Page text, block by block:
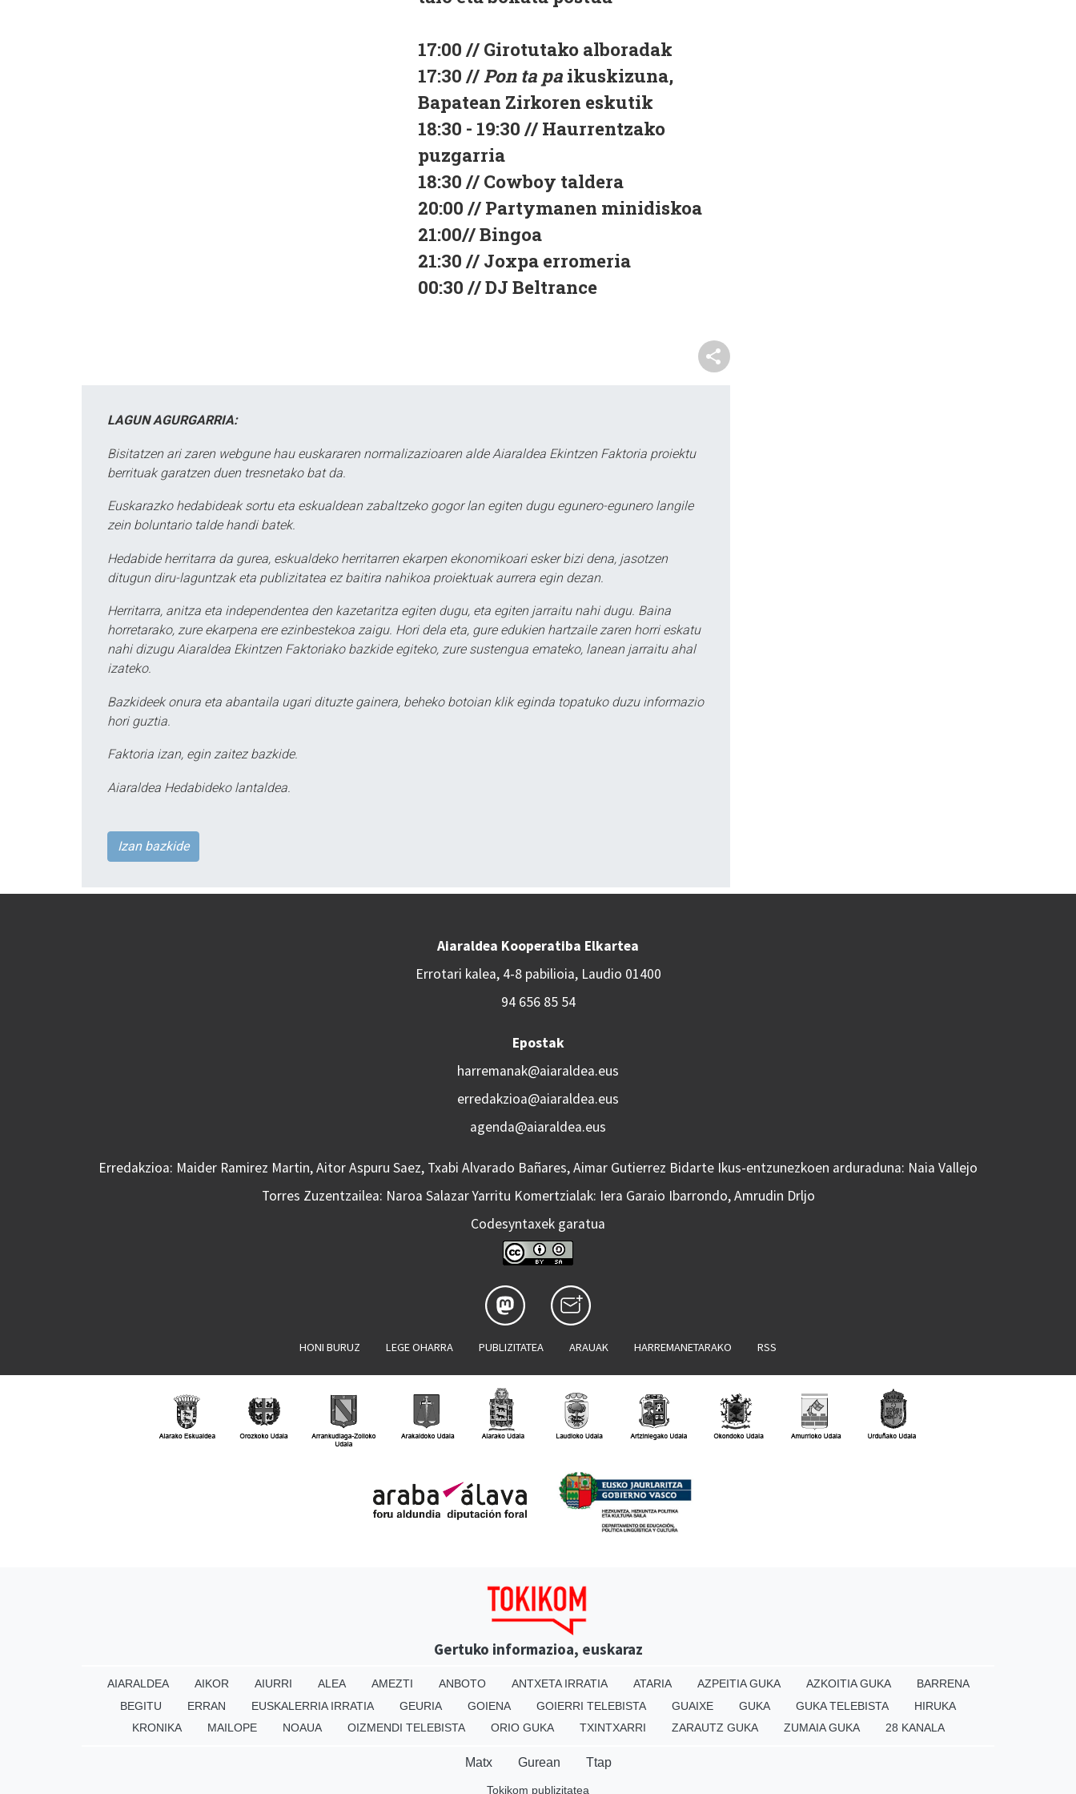
17:00 // Girotutako alboradak
17:30 //Pon ta pa ikuskizuna,
Bapatean Zirkoren eskutik
18:30 - 19:30 // Haurrentzako
puzgarria
18:30 // Cowboy taldera
20:00 // Partymanen minidiskoa
21:00// Bingoa
21:30 // Joxpa erromeria
00:30 // DJ Beltrance
LAGUN AGURGARRIA:
Bisitatzen ari zaren webgune hau euskararen normalizazioaren alde Aiaraldea Ekintzen Faktoria proiektu
berrituak garatzen duen tresnetako bat da.
Euskarazko hedabideak sortu eta eskualdean zabaltzeko gogor lan egiten dugu egunero-egunero langile
zein boluntario talde handi batek.
Hedabide herritarra da gurea, eskualdeko herritarren ekarpen ekonomikoari esker bizi dena, jasotzen
ditugun diru-laguntzak eta publizitatea ez baitira nahikoa proiektuak aurrera egin dezan.
Herritarra, anitza eta independentea den kazetaritza egiten dugu, eta egiten jarraitu nahi dugu. Baina
horretarako, zure ekarpena ere ezinbestekoa zaigu. Hori dela eta, gure edukien hartzaile zaren horri eskatu
nahi dizugu Aiaraldea Ekintzen Faktoriako bazkide egiteko, zure sustengua emateko, lanean jarraitu ahal
izateko.
Bazkideek onura eta abantaila ugari dituzte gainera, beheko botoian klik eginda topatuko duzu informazio
hori guztia.
Faktoria izan, egin zaitez bazkide.
Aiaraldea Hedabideko lantaldea.
Izan bazkide
Aiaraldea Kooperatiba Elkartea
Errotari kalea, 4-8 pabilioia, Laudio 01400
94 656 85 54
Epostak
harremanak@aiaraldea.eus
erredakzioa@aiaraldea.eus
agenda@aiaraldea.eus
Erredakzioa: Maider Ramirez Martin, Aitor Aspuru Saez, Txabi Alvarado Bañares, Aimar Gutierrez Bidarte Ikus-entzunezkoen arduraduna: Naia Vallejo
Torres Zuzentzailea: Naroa Salazar Yarritu Komertzialak: Iera Garaio Ibarrondo, Amrudin Drljo
Codesyntaxek garatua
HONI BURUZ LEGE OHARRA PUBLIZITATEA ARAUAK HARREMANETARAKO RSS
Gertuko informazioa, euskaraz
AIARALDEA AIKOR AIURRI ALEA AMEZTI ANBOTO ANTXETA IRRATIA ATARIA AZPEITIA GUKA AZKOITIA GUKA
BARRENA
BEGITU
ERRAN EUSKALERRIA IRRATIA GEURIA GOIENA GOIERRI TELEBISTA GUAIXE GUKA GUKA TELEBISTA
HIRUKA
KRONIKA
MAILOPE NOAUA OIZMENDI TELEBISTA ORIO GUKA TXINTXARRI ZARAUTZ GUKA ZUMAIA GUKA 28 KANALA
Matx Gurean Ttap
Tokikom publizitatea